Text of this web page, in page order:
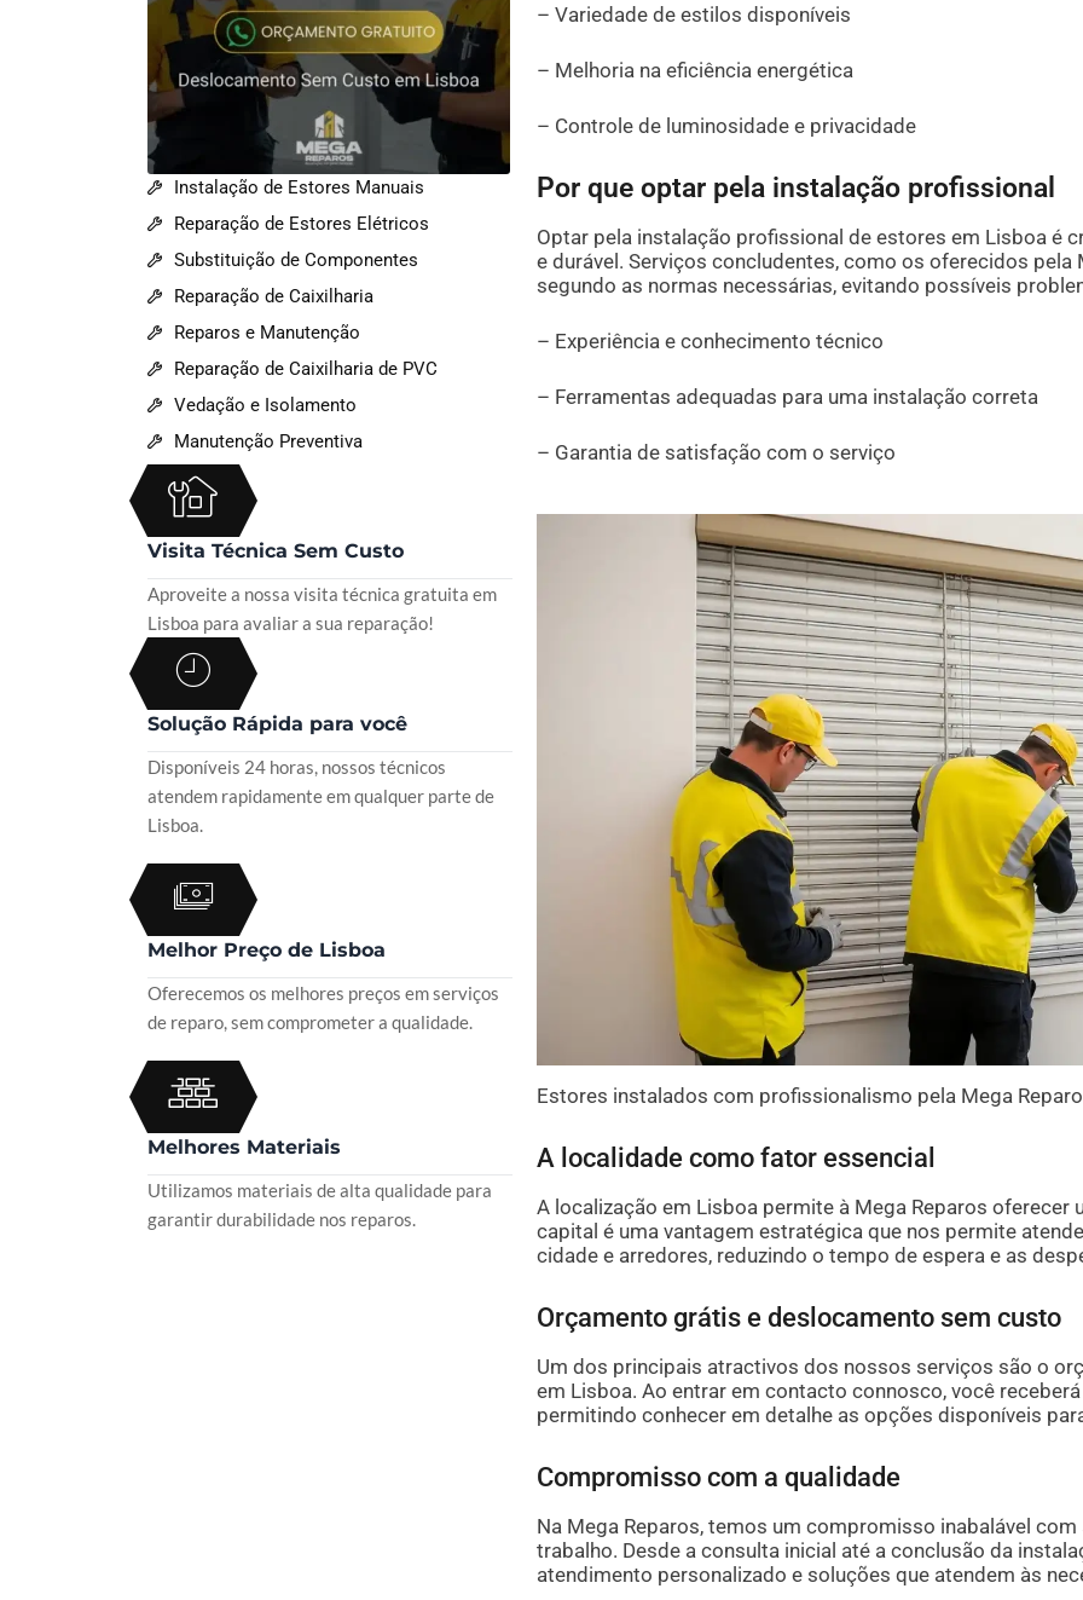
– Variedade de estilos disponíveis
– Melhoria na eficiência energética
– Controle de luminosidade e privacidade
Por que optar pela instalação profissional
Optar pela instalação profissional de estores em Lisboa é
e durável. Serviços concludentes, como os oferecidos
segundo as normas necessárias, evitando possíveis
– Experiência e conhecimento técnico
– Ferramentas adequadas para uma instalação correta
– Garantia de satisfação com o serviço
Estores instalados com profissionalismo pela Mega
A localidade como fator essencial
A localização em Lisboa permite à Mega Reparos oferecer
capital é uma vantagem estratégica que nos permite
cidade e arredores, reduzindo o tempo de espera e as
Orçamento grátis e deslocamento sem custo
Um dos principais atractivos dos nossos serviços são o
em Lisboa. Ao entrar em contacto connosco, você
permitindo conhecer em detalhe as opções disponíveis
Compromisso com a qualidade
Na Mega Reparos, temos um compromisso inabalável
trabalho. Desde a consulta inicial até a conclusão da
atendimento personalizado e soluções que atendem às
Instalação de Estores Manuais
Reparação de Estores Elétricos
Substituição de Componentes
Reparação de Caixilharia
Reparos e Manutenção
Reparação de Caixilharia de PVC
Vedação e Isolamento
Manutenção Preventiva
Visita Técnica Sem Custo
Aproveite a nossa visita técnica gratuita em
Lisboa para avaliar a sua reparação!
Solução Rápida para você
Disponíveis 24 horas, nossos técnicos
atendem rapidamente em qualquer parte de
Lisboa.
Melhor Preço de Lisboa
Oferecemos os melhores preços em serviços
de reparo, sem comprometer a qualidade.
Melhores Materiais
Utilizamos materiais de alta qualidade para
garantir durabilidade nos reparos.